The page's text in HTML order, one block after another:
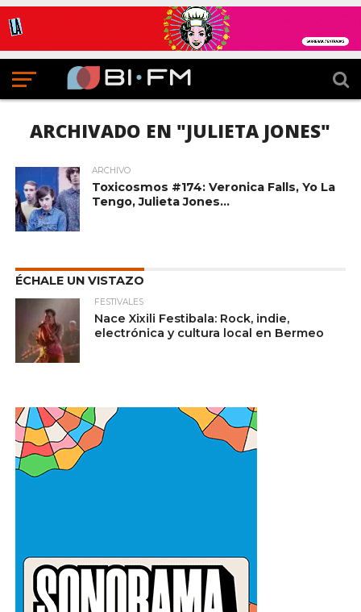
ARCHIVADO EN "JULIETA JONES"
ARCHIVO
Toxicosmos #174: Veronica Falls, Yo La
Tengo, Julieta Jones…
ÉCHALE UN VISTAZO
FESTIVALES
Nace Xixili Festibala: Rock, indie,
electrónica y cultura local en Bermeo